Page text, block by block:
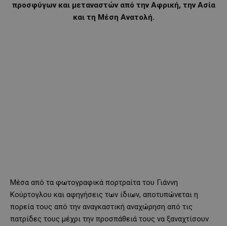
προσφύγων και μεταναστών από την Αφρική, την Ασία
και τη Μέση Ανατολή.
Μέσα από τα φωτογραφικά πορτραίτα του Γιάννη
Κούρτογλου και αφηγήσεις των ίδιων, αποτυπώνεται η
πορεία τους από την αναγκαστική αναχώρηση από τις
πατρίδες τους μέχρι την προσπάθειά τους να ξαναχτίσουν